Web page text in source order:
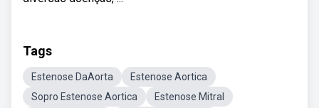
Tags
Estenose DaAorta
Estenose Aortica
Sopro Estenose Aortica
Estenose Mitral